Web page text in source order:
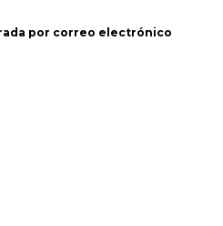
por correo electrónico